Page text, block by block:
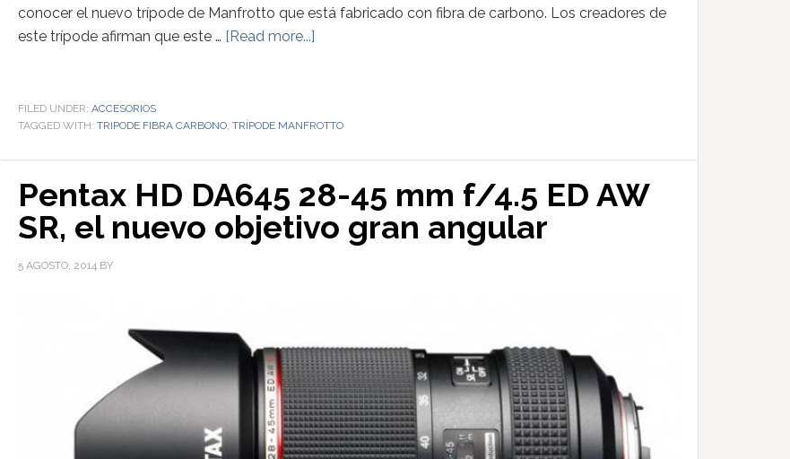
conocer el nuevo trípode de Manfrotto que está fabricado con fibra de carbono. Los creadores de
este trípode afirman que este … [Read more...]
FILED UNDER: ACCESORIOS
TAGGED WITH: TRIPODE FIBRA CARBONO TRÍPODE MANFROTTO
Pentax HD DA645 28-45 mm f/4.5 ED AW
SR, el nuevo objetivo gran angular
5 AGOSTO, 2014 BY